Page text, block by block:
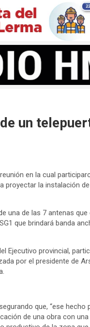
un
en la cual
la instalación
una de las 7 antenas
que brindará banda
Ejecutivo provincial,
por el presidente de
que, “ese
de una obra con